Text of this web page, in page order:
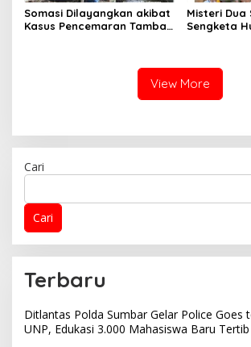
Somasi Dilayangkan akibat
Kasus Pencemaran Tambak
Warga Desak Penutupan, H
Misteri Dua
Sengketa
Kendal
View More
Cari
Cari
Terbaru
Ditlantas Polda Sumbar Gelar Police Goes
UNP, Edukasi 3.000 Mahasiswa Baru